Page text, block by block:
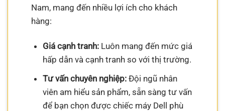
Nam, mang đến nhiều lợi ích cho khách
hàng:
Giá cạnh tranh:Luôn mang đến mức giá
hấp dẫn và cạnh tranh so với thị trường.
Tư vấn chuyên nghiệp:Đội ngũ nhân
viên am hiểu sản phẩm, sẵn sàng tư vấn
để bạn chọn được chiếc máy Dell phù